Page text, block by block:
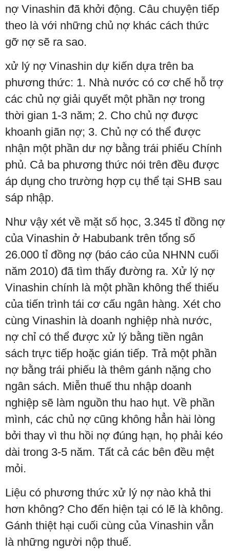
nợ Vinashin đã khởi động. Câu chuyện tiếp
theo là với những chủ nợ khác cách thức
gỡ nợ sẽ ra sao.
xử lý nợ Vinashin dự kiến dựa trên ba
phương thức: 1. Nhà nước có cơ chế hỗ trợ
các chủ nợ giải quyết một phần nợ trong
thời gian 1-3 năm; 2. Cho chủ nợ được
khoanh giãn nợ; 3. Chủ nợ có thể được
nhận một phần dư nợ bằng trái phiếu Chính
phủ. Cả ba phương thức nói trên đều được
áp dụng cho trường hợp cụ thể tại SHB sau
sáp nhập.
Như vậy xét về mặt số học, 3.345 tỉ đồng nợ
của Vinashin ở Habubank trên tổng số
26.000 tỉ đồng nợ (báo cáo của NHNN cuối
năm 2010) đã tìm thấy đường ra. Xử lý nợ
Vinashin chính là một phần không thể thiếu
của tiến trình tái cơ cấu ngân hàng. Xét cho
cùng Vinashin là doanh nghiệp nhà nước,
nợ chỉ có thể được xử lý bằng tiền ngân
sách trực tiếp hoặc gián tiếp. Trả một phần
nợ bằng trái phiếu là thêm gánh nặng cho
ngân sách. Miễn thuế thu nhập doanh
nghiệp sẽ làm nguồn thu hao hụt. Về phần
mình, các chủ nợ cũng không hẳn hài lòng
bởi thay vì thu hồi nợ đúng hạn, họ phải kéo
dài trong 3-5 năm. Tất cả các bên đều mệt
mỏi.
Liệu có phương thức xử lý nợ nào khả thi
hơn không? Cho đến hiện tại có lẽ là không.
Gánh thiệt hại cuối cùng của Vinashin vẫn
là những người nộp thuế.